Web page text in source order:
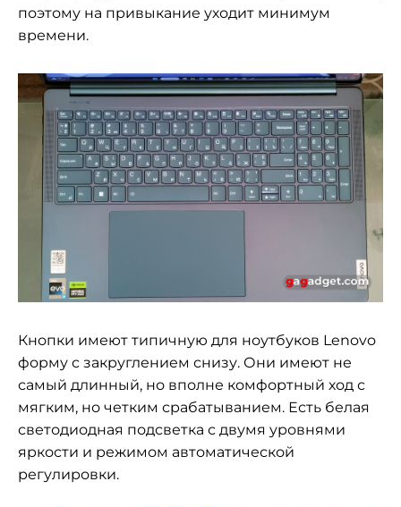
поэтому на привыкание уходит минимум
времени.
Кнопки имеют типичную для ноутбуков Lenovo
форму с закруглением снизу. Они имеют не
самый длинный, но вполне комфортный ход с
мягким, но четким срабатыванием. Есть белая
светодиодная подсветка с двумя уровнями
яркости и режимом автоматической
регулировки.